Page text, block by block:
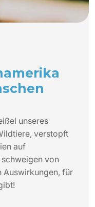
unseres
verstopft
auf
von
Auswirkungen, für